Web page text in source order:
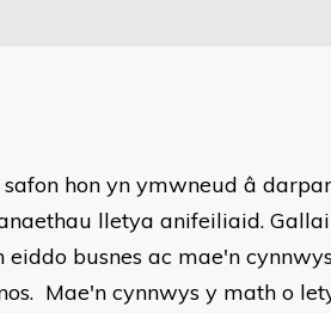
hon yn ymwneud â
lletya anifeiliaid.
eiddo busnes ac mae'n
Mae'n cynnwys y math o